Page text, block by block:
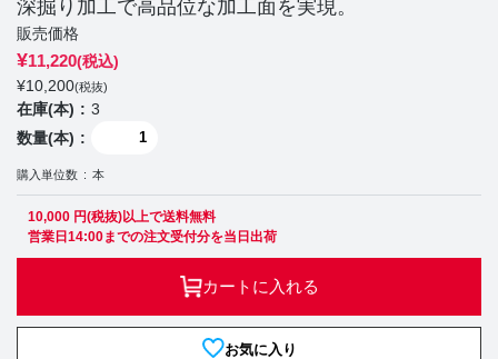
深掘り加工で高品位な加工面を実現。
販売価格
¥11,220(税込)
¥10,200(税抜)
在庫(本)
3
数量(本)
購入単位数 本
10,000 円(税抜)以上で送料無料
営業日14:00までの注文受付分を当日出荷
カートに入れる
お気に入り